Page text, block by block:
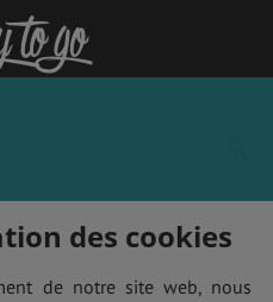
des cookies
de notre site web, nous